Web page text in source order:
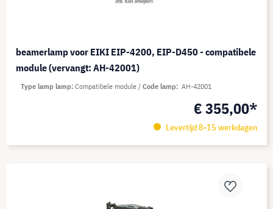
beamerlamp voor EIKI EIP-4200, EIP-D450 - compatibele
module (vervangt: AH-42001)
€ 355,00*
Levertijd 8-15 werkdagen
Type lamp lamp Compatibele module Code lamp AH-42001